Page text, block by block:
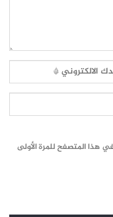
هذا المتصفح للمرة الأولى